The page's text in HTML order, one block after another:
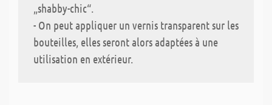
„shabby-chic“.
- On peut appliquer un vernis transparent sur les
bouteilles, elles seront alors adaptées à une
utilisation en extérieur.